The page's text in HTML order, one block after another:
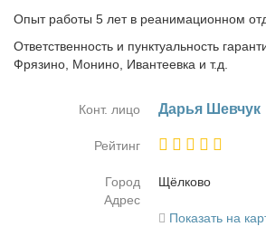
Опыт работы 5 лет в реанимационном
Ответственность и пунктуальность
Фрязино, Монино, Ивантеевка и т.д.
Конт. лицо Да­рья Шев­чук
Рейтинг
Город
Щёл­ко­во
Адрес
Показать на